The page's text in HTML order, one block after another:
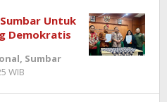
Sumbar Untuk
Demokratis
, Sumbar
WIB